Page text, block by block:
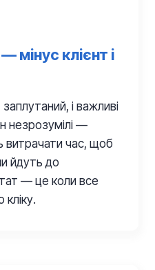
мінус клієнт і
і важливі
незрозумілі —
витрачати час, щоб
йдуть до
— це коли все